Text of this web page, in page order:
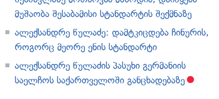
მუშაობა შესაბამისი სტანდარტის შექმნაზე
ალექსანდრე წულაძე: დამტკიცდება ჩინურის,
როგორც მეორე ენის სტანდარტი
ალექსანდრე წულაძის პასუხი გერმანიის
საელჩოს საქართველოში განცხადებაზე